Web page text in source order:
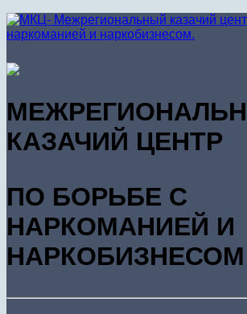
КАЗАЧИЙ ЦЕНТР
ПО БОРЬБЕ С
НАРКОМАНИЕЙ И
НАРКОБИЗНЕСОМ